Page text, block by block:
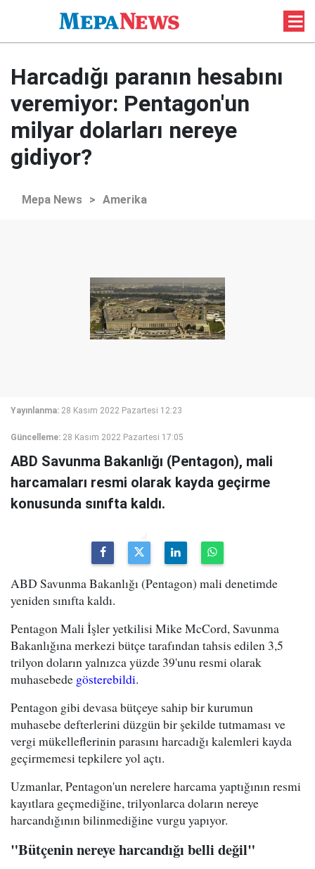
Harcadığı paranın hesabını
veremiyor: Pentagon'un
milyar dolarları nereye
gidiyor?
Mepa News > Amerika
Yayınlanma: 28 Kasım 2022 Pazartesi 12:23
Güncelleme: 28 Kasım 2022 Pazartesi 17:05
ABD Savunma Bakanlığı (Pentagon), mali
harcamaları resmi olarak kayda geçirme
konusunda sınıfta kaldı.
ABD Savunma Bakanlığı (Pentagon) mali denetimde
yeniden sınıfta kaldı.
Pentagon Mali İşler yetkilisi Mike McCord, Savunma
Bakanlığına merkezi bütçe tarafından tahsis edilen 3,5
trilyon doların yalnızca yüzde 39'unu resmi olarak
muhasebede gösterebildi.
Pentagon gibi devasa bütçeye sahip bir kurumun
muhasebe defterlerini düzgün bir şekilde tutmaması ve
vergi mükelleflerinin parasını harcadığı kalemleri kayda
geçirmemesi tepkilere yol açtı.
Uzmanlar, Pentagon'un nerelere harcama yaptığının resmi
kayıtlara geçmediğine, trilyonlarca doların nereye
harcandığının bilinmediğine vurgu yapıyor.
"Bütçenin nereye harcandığı belli değil"